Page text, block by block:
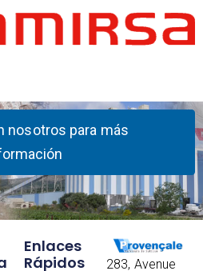
nosotros para más
283, Avenue
Enlaces
Rápidos